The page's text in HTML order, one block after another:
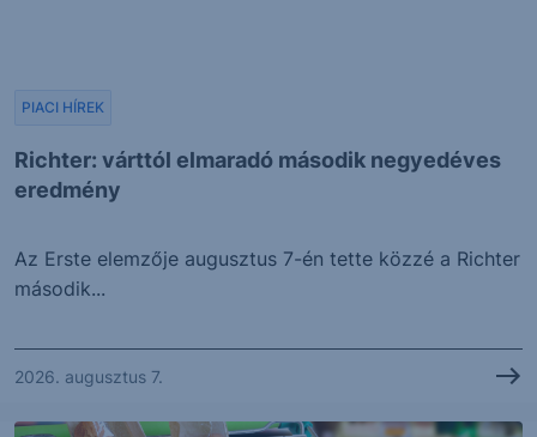
Richter: várttól elmaradó második negyedéves
eredmény
PIACI HÍREK
Az Erste elemzője augusztus 7-én tette közzé a Richter
második...
2026. augusztus 7.